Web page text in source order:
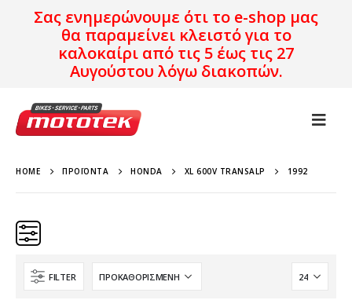
Σας ενημερώνουμε ότι το e-shop μας
θα παραμείνει κλειστό για το
καλοκαίρι από τις 5 έως τις 27
Αυγούστου λόγω διακοπών.
HOME ΠΡΟΪΌΝΤΑ HONDA XL 600V TRANSALP 1992
Κατηγορίες
FILTER